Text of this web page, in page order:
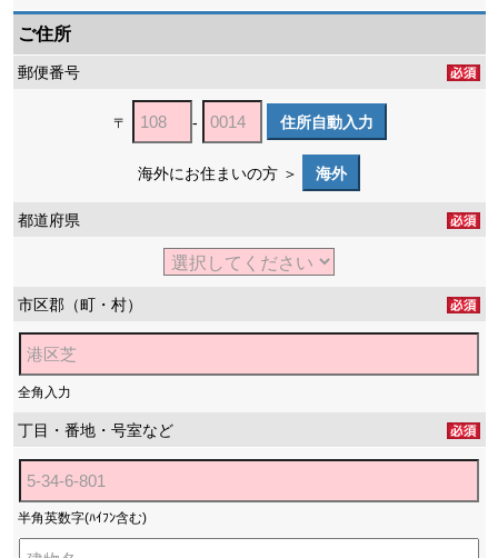
ご住所
郵便番号
〒 - 住所自動入力
海外にお住まいの方 ＞ 海外
都道府県
市区郡（町・村）
全角入力
丁目・番地・号室など
半角英数字(ﾊｲﾌﾝ含む)